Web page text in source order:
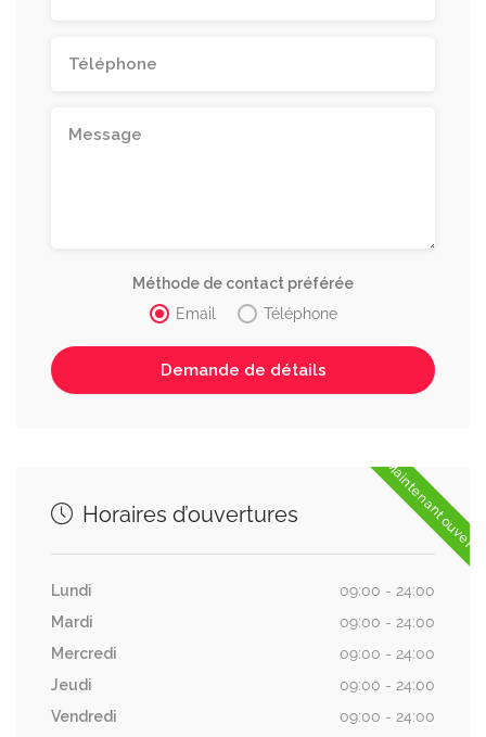
Méthode de contact préférée
Email
Téléphone
Maintenant ouvert
Horaires d’ouvertures
Lundi
09:00 - 24:00
Mardi
09:00 - 24:00
Mercredi
09:00 - 24:00
Jeudi
09:00 - 24:00
Vendredi
09:00 - 24:00